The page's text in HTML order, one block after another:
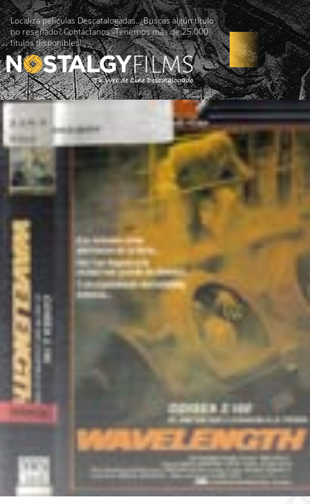
Localiza películas Descatalogadas. ¿Buscas algún título
no reseñado? Contáctanos -Tenemos más de 25.000
títulos disponibles!